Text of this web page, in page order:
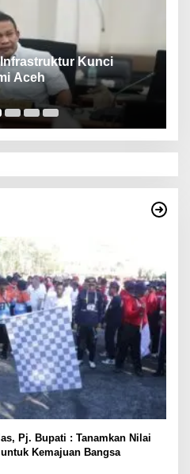
Kunci
Aceh
Pj. Bupati : Tanamkan Nilai
Kemajuan Bangsa